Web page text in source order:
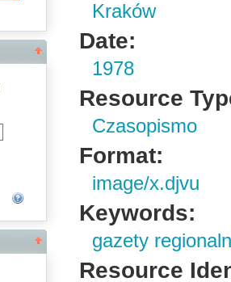
Kraków
Date:
1978
Resource
Czasopismo
Format:
image/x.djvu
Keywords:
gazety
Resource